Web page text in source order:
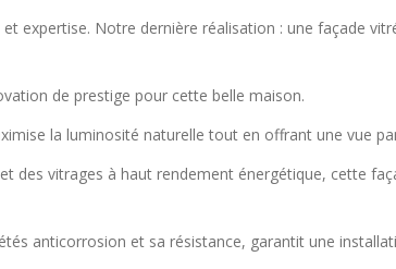
expertise. Notre dernière réalisation : une façade
de prestige pour cette belle maison.
la luminosité naturelle tout en offrant une vue
des vitrages à haut rendement énergétique, cette
anticorrosion et sa résistance, garantit une